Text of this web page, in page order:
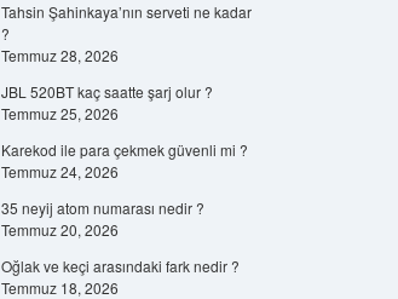
Tahsin Şahinkaya’nın serveti ne kadar
?
Temmuz 28, 2026
JBL 520BT kaç saatte şarj olur ?
Temmuz 25, 2026
Karekod ile para çekmek güvenli mi ?
Temmuz 24, 2026
35 neyij atom numarası nedir ?
Temmuz 20, 2026
Oğlak ve keçi arasındaki fark nedir ?
Temmuz 18, 2026